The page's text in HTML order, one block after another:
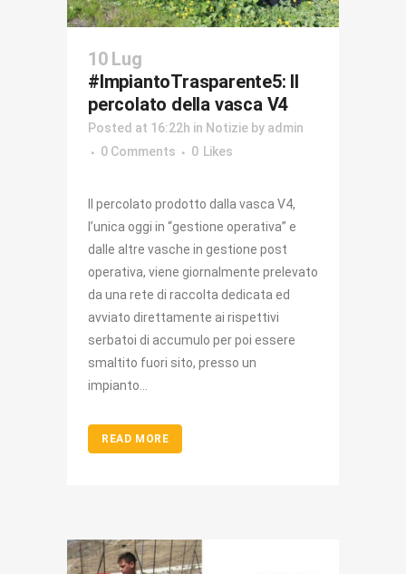
10 Lug
#ImpiantoTrasparente5: Il
percolato della vasca V4
Posted at 16:22h in Notizie by admin
0 Comments
0 Likes
Il percolato prodotto dalla vasca V4,
l’unica oggi in “gestione operativa” e
dalle altre vasche in gestione post
operativa, viene giornalmente prelevato
da una rete di raccolta dedicata ed
avviato direttamente ai rispettivi
serbatoi di accumulo per poi essere
smaltito fuori sito, presso un
impianto...
READ MORE